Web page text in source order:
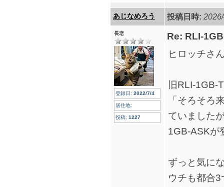
あじなめろう 投稿日時:
長老
登録日: 2022/7/4
居住地:
投稿: 1227
Re: RLI-
ヒロッチさ
旧RLI-1GB-
「そろそろ
ていました
1GB-ASKが
ずっと気に
ウチも都合